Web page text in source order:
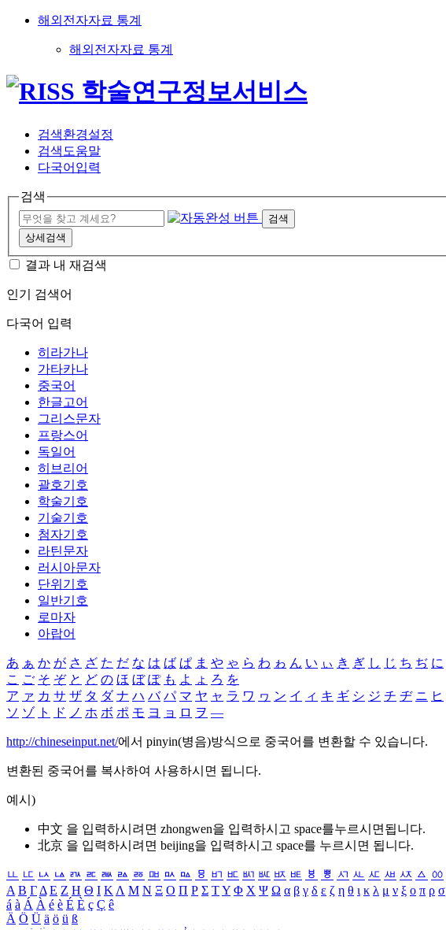
해외전자자료 통계
해외전자자료 통계
검색환경설정
검색도움말
다국어입력
검색
검색
상세검색
결과 내 재검색
인기 검색어
다국어 입력
히라가나
가타카나
중국어
한글고어
그리스문자
프랑스어
독일어
히브리어
괄호기호
학술기호
기술기호
첨자기호
라틴문자
러시아문자
단위기호
일반기호
로마자
아랍어
あ ぁ か が さ ざ た だ な は ば ぱ ま や ゃ ら わ ゎ ん い ぃ き ぎ し じ ち ぢ に
こ ご そ ぞ と ど の ほ ぼ ぽ も よ ょ ろ を
ア ァ カ サ ザ タ ダ ナ ハ バ パ マ ヤ ャ ラ ワ ヮ ン イ ィ キ ギ シ ジ チ ヂ ニ ヒ
ソ ゾ ト ド ノ ホ ボ ポ モ ヨ ョ ロ ヲ ―
http://chineseinput.net/에서 pinyin(병음)방식으로 중국어를 변환할 수 있습니다.
변환된 중국어를 복사하여 사용하시면 됩니다.
예시)
中文 을 입력하시려면 zhongwen을 입력하시고 space를누르시면됩니다.
北京 을 입력하시려면 beijing을 입력하시고 space를 누르시면 됩니다.
ㅥ ㅦ ㅧ ㅨ ㅩ ㅪ ㅫ ㅬ ㅭ ㅮ ㅯ ㅰ ㅱ ㅲ ㅳ ㅴ ㅵ ㅶ ㅷ ㅸ ㅹ ㅺ ㅻ ㅼ ㅽ ㅾ ㅿ ㆀ
Α Β ΓΔ Ε Ζ Η Θ Ι ΚΛ Μ Ν Ξ Ο Π Ρ Σ ΤΥ Φ Χ Ψ Ω α β γ δ ε ζ η θ ι κ λ μ ν ξ ο π ρ σ
á à Á À é è É È ç Ç ê
Ä Ö Ü ä ö ü ß